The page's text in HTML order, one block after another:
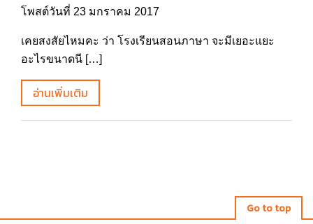
โพสต์วันที่ 23 มกราคม 2017
เคยสงสัยไหมคะ ว่า โรงเรียนสอนภาษา จะมีเยอะแยะ
อะไรขนาดนี […]
อ่านเพิ่มเติม
Go to top